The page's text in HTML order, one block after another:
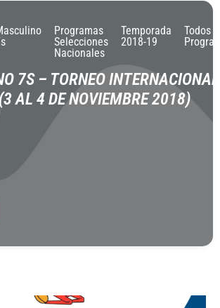
Programas
Selecciones
Nacionales
Temporada
2018-19
Todos
7S – TORNEO
AL 4 DE NOVIEMBRE 2018)